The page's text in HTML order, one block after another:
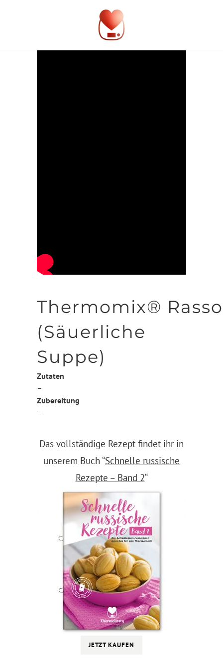
Thermomix®
(Säuerliche
Suppe)
Zutaten
–
Zubereitung
–
Das vollständige Rezept findet ihr in
unserem Buch “Schnelle russische
Rezepte – Band 2“
JETZT KAUFEN